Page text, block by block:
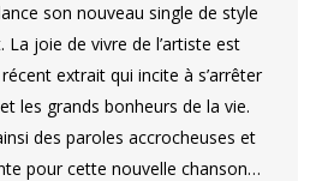
son nouveau single de style
joie de vivre de l’artiste est
extrait qui incite à s’arrêter
les grands bonheurs de la vie.
des paroles accrocheuses et
pour cette nouvelle chanson…